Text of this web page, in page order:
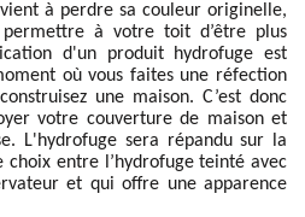
à perdre sa couleur originelle,
à votre toit d’être plus
d'un produit hydrofuge est
où vous faites une réfection
une maison. C’est donc
votre couverture de maison et
L'hydrofuge sera répandu sur la
entre l’hydrofuge teinté avec
et qui offre une apparence